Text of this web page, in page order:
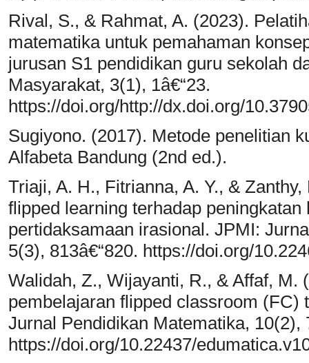
Rival, S., & Rahmat, A. (2023).
matematika untuk pemahaman
jurusan S1 pendidikan guru sekolah
Masyarakat, 3(1), 1â€“23.
https://doi.org/http://dx.doi.org/
Sugiyono. (2017). Metode penelitian
Alfabeta Bandung (2nd ed.).
Triaji, A. H., Fitrianna, A. Y., &
flipped learning terhadap
pertidaksamaan irasional. JPMI:
5(3), 813â€“820. https://doi.org/
Walidah, Z., Wijayanti, R., & Affaf, M.
pembelajaran flipped classroom (FC)
Jurnal Pendidikan Matematika, 10(2),
https://doi.org/10.22437/